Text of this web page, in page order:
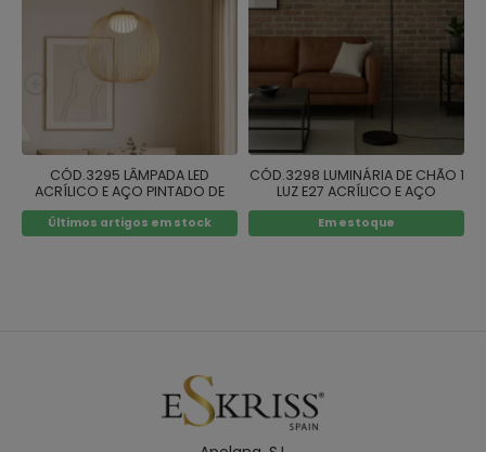
CÓD.3295 LÂMPADA LED
ACRÍLICO E AÇO PINTADO DE
DOURADO
Últimos artigos em stock
CÓD.3298 LUMINÁRIA DE CHÃO 1
LUZ E27 ACRÍLICO E AÇO
PINTADO DE PRETO
Em estoque